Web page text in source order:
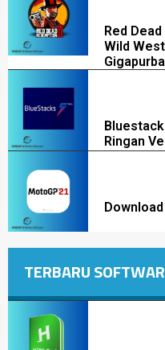
Red
Wild
Ringan
TERBARU